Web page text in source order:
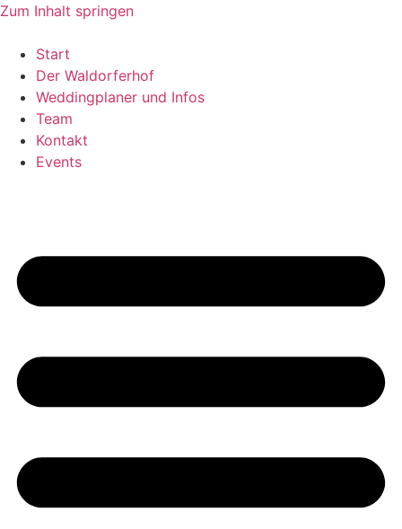
Zum Inhalt springen
Start
Der Waldorferhof
Weddingplaner und Infos
Team
Kontakt
Events